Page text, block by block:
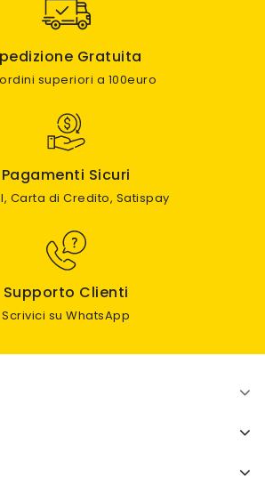
Gratuita
superiori a 100euro
Pagamenti Sicuri
Carta di Credito, Satispay
Supporto Clienti
Scrivici su WhatsApp